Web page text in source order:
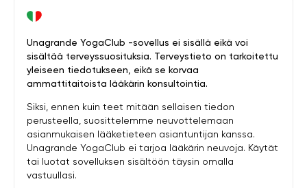
Unagrande YogaClub -sovellus ei sisällä eikä voi
sisältää terveyssuosituksia. Terveystieto on tarkoitettu
yleiseen tiedotukseen, eikä se korvaa
ammattitaitoista lääkärin konsultointia.
Siksi, ennen kuin teet mitään sellaisen tiedon
perusteella, suosittelemme neuvottelemaan
asianmukaisen lääketieteen asiantuntijan kanssa.
Unagrande YogaClub ei tarjoa lääkärin neuvoja. Käytät
tai luotat sovelluksen sisältöön täysin omalla
vastuullasi.